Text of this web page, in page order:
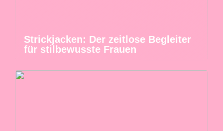
Strickjacken: Der zeitlose Begleiter
für stilbewusste Frauen